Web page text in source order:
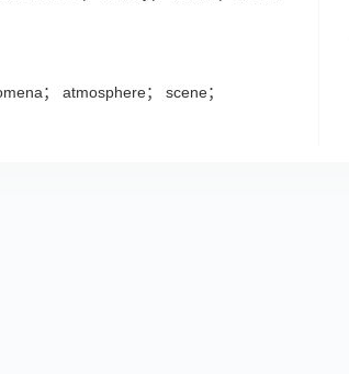
； atmosphere； scene；